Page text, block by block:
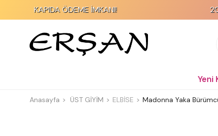
KAPIDA ÖDEME İMKANI! 2000
Yeni
Anasayfa ÜST GİYİM ELBİSE Madonna Yaka